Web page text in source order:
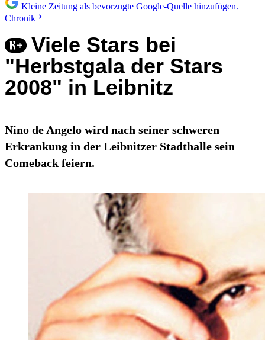
Kleine Zeitung als bevorzugte Google-Quelle hinzufügen.
Chronik
Viele Stars bei
"Herbstgala der Stars
2008" in Leibnitz
Nino de Angelo wird nach seiner schweren
Erkrankung in der Leibnitzer Stadthalle sein
Comeback feiern.